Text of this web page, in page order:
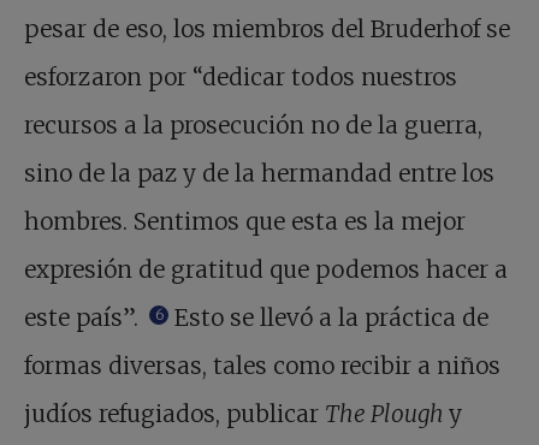
pesar de eso, los miembros del Bruderhof se
esforzaron por “dedicar todos nuestros
recursos a la prosecución no de la guerra,
sino de la paz y de la hermandad entre los
hombres. Sentimos que esta es la mejor
expresión de gratitud que podemos hacer a
este país”.
6
Esto se llevó a la práctica de
formas diversas, tales como recibir a niños
judíos refugiados, publicar The Plough y